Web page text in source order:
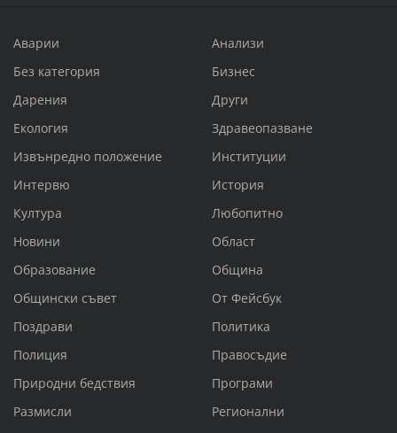
Аварии
Анализи
Без категория
Бизнес
Дарения
Други
Екология
Здравеопазване
Извънредно положение
Институции
Интервю
История
Култура
Любопитно
Новини
Област
Образование
Община
Общински съвет
От Фейсбук
Поздрави
Политика
Полиция
Правосъдие
Природни бедствия
Програми
Размисли
Регионални